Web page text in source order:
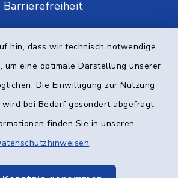
hin, dass wir technisch notwendige
um eine optimale Darstellung unserer
Die Einwilligung zur Nutzung
bei Bedarf gesondert abgefragt.
finden Sie in unseren
.
Barrierefreiheit
Impressum
Kommunikation
Sitemap
Einstellungen